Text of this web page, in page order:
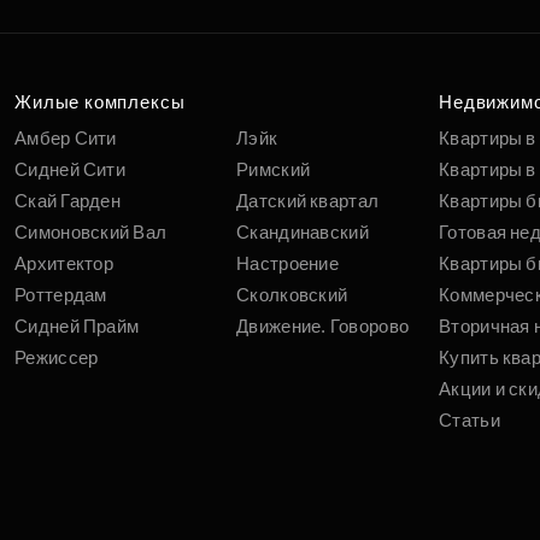
Жилые комплексы
Амбер Сити
Сидней Сити
Скай Гарден
Симоновский Вал
Архитектор
Роттердам
Сидней Прайм
Режиссер
Лэйк
Римский
Датский квартал
Скандинавский
Настроение
Сколковский
Движение. Говорово
Квартиры
Квартиры в
Квартиры
Готовая
Квартиры
Вторичная
Купить
Акции и
Статьи